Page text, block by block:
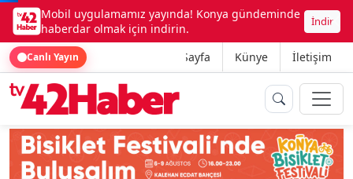
Mobil uygulamamız yayında! Konya gündeminde
haberdar olmak için indirin.
İndir
Canlı Yayın Ana Sayfa Künye İletişim